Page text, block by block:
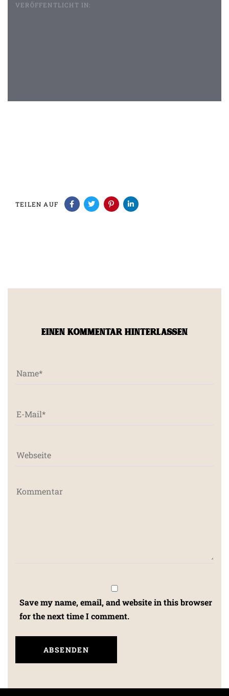
VERÖFFENTLICHT IN:
TEILEN AUF
EINEN KOMMENTAR HINTERLASSEN
Save my name, email, and website in this browser
for the next time I comment.